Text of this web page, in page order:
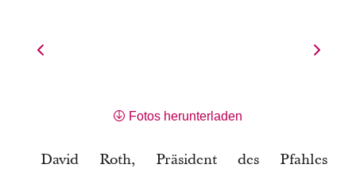
Fotos herunterladen
David Roth, Präsident des Pfahles